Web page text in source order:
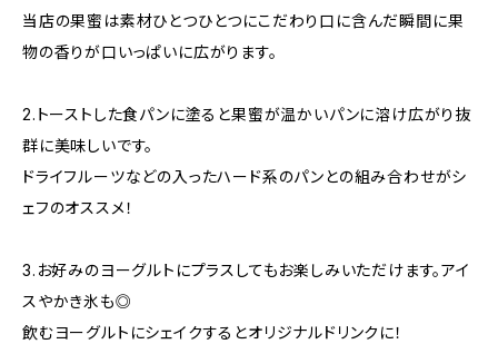
当店の果蜜は素材ひとつひとつにこだわり口に含んだ瞬間に果
物の香りが口いっぱいに広がります。
2.トーストした食パンに塗ると果蜜が温かいパンに溶け広がり抜
群に美味しいです。
ドライフルーツなどの入ったハード系のパンとの組み合わせがシ
ェフのオススメ！
3.お好みのヨーグルトにプラスしてもお楽しみいただけます。アイ
スやかき氷も◎
飲むヨーグルトにシェイクするとオリジナルドリンクに！